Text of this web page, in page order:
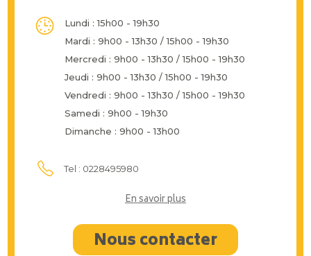
Lundi : 15h00 - 19h30
Mardi : 9h00 - 13h30 / 15h00 - 19h30
Mercredi : 9h00 - 13h30 / 15h00 - 19h30
Jeudi : 9h00 - 13h30 / 15h00 - 19h30
Vendredi : 9h00 - 13h30 / 15h00 - 19h30
Samedi : 9h00 - 19h30
Dimanche : 9h00 - 13h00
Tel : 0228495980
En savoir plus
Nous contacter